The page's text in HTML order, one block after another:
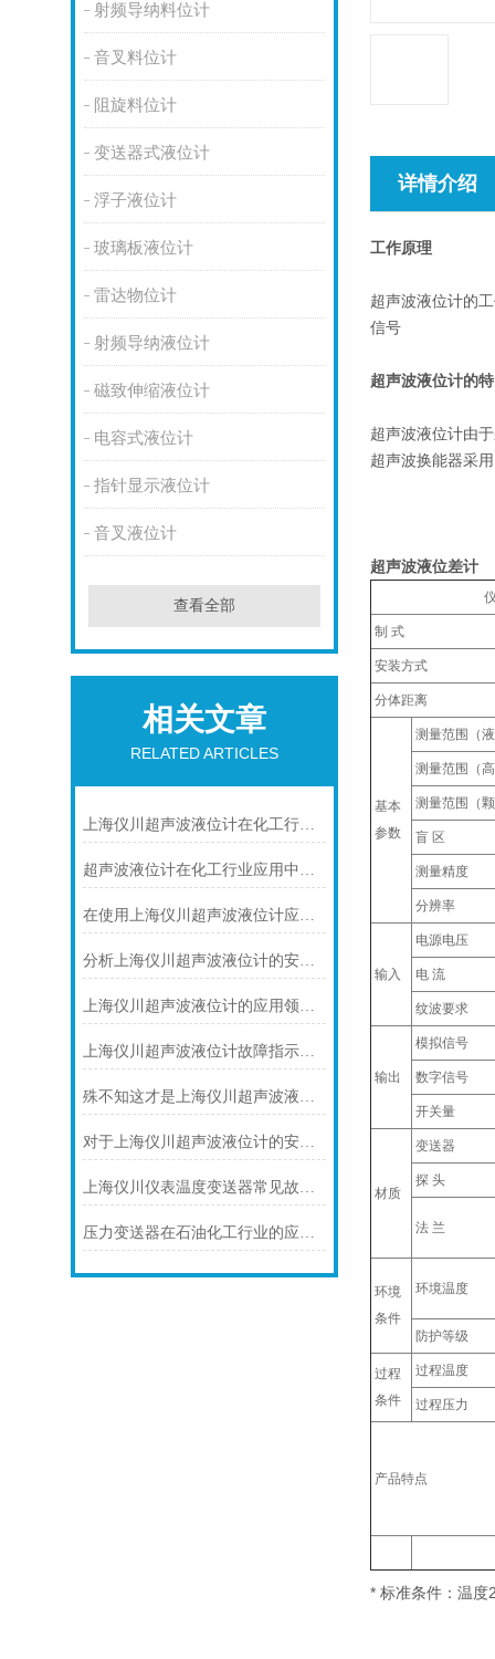
射频导纳料位计
音叉料位计
阻旋料位计
变送器式液位计
浮子液位计
玻璃板液位计
雷达物位计
射频导纳液位计
磁致伸缩液位计
电容式液位计
指针显示液位计
音叉液位计
查看全部
相关文章
RELATED ARTICLES
上海仪川超声波液位计在化工行业中的应用优势
超声波液位计在化工行业应用中碰到的常见问题及解决方案
在使用上海仪川超声波液位计应注间的现场条件
分析上海仪川超声波液位计的安装原理
上海仪川超声波液位计的应用领域与性能特点
上海仪川超声波液位计故障指示灯常亮的解决方案
殊不知这才是上海仪川超声波液位计的四大性能特点
对于上海仪川超声波液位计的安装原理你可知晓！
上海仪川仪表温度变送器常见故障及解决方法
压力变送器在石油化工行业的应用说明
详情介绍
工作原理
超声波液位计的
信号
超声波液位计的
超声波液位计由
超声波换能器采
超声波液位差计
仪表
制 式
安装方式
分体距离
基本
参数
测量范围（
测量范围（
测量范围（
盲 区
测量精度
分辨率
输入
电源电压
电 流
纹波要求
输出
模拟信号
数字信号
开关量
材质
变送器
探 头
法 兰
环境
条件
环境温度
防护等级
过程
条件
过程温度
过程压力
产品特点
* 标准条件：温度